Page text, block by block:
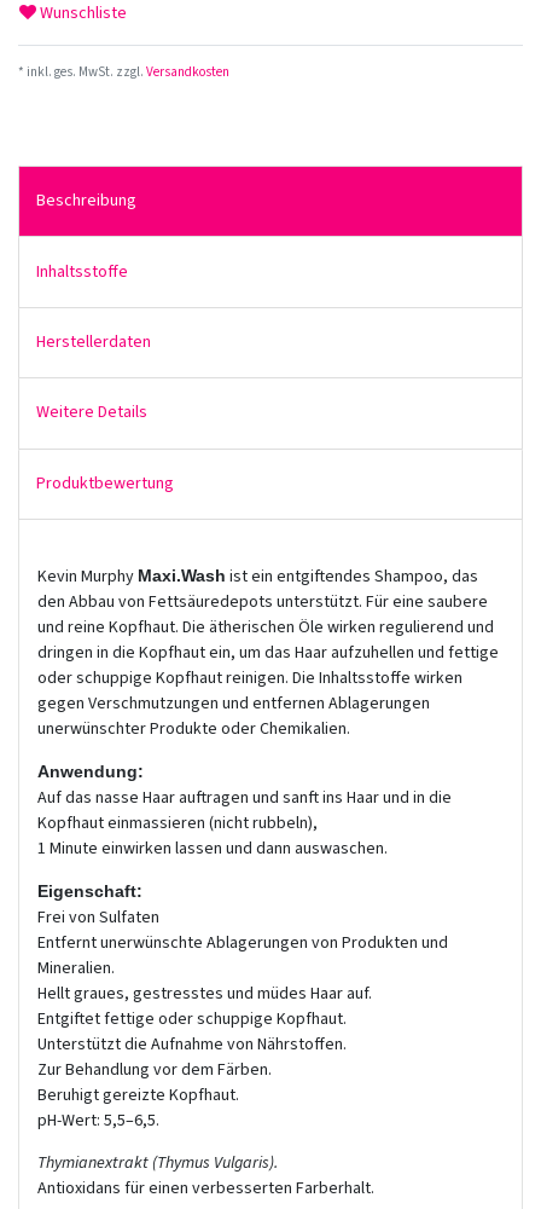
Wunschliste
* inkl. ges. MwSt. zzgl. Versandkosten
Beschreibung
Inhaltsstoffe
Herstellerdaten
Weitere Details
Produktbewertung
Kevin Murphy Maxi.Wash ist ein entgiftendes Shampoo, das
den Abbau von Fettsäuredepots unterstützt. Für eine saubere
und reine Kopfhaut. Die ätherischen Öle wirken regulierend und
dringen in die Kopfhaut ein, um das Haar aufzuhellen und fettige
oder schuppige Kopfhaut reinigen. Die Inhaltsstoffe wirken
gegen Verschmutzungen und entfernen Ablagerungen
unerwünschter Produkte oder Chemikalien.
Anwendung:
Auf das nasse Haar auftragen und sanft ins Haar und in die
Kopfhaut einmassieren (nicht rubbeln),
1 Minute einwirken lassen und dann auswaschen.
Eigenschaft:
Frei von Sulfaten
Entfernt unerwünschte Ablagerungen von Produkten und
Mineralien.
Hellt graues, gestresstes und müdes Haar auf.
Entgiftet fettige oder schuppige Kopfhaut.
Unterstützt die Aufnahme von Nährstoffen.
Zur Behandlung vor dem Färben.
Beruhigt gereizte Kopfhaut.
pH-Wert: 5,5–6,5.
Thymianextrakt (Thymus Vulgaris).
Antioxidans für einen verbesserten Farberhalt.